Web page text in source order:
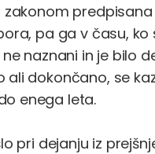
zakonom
pa ga v času, ko
naznani in je bilo
ali dokončano, se
enega leta.
pri dejanju iz